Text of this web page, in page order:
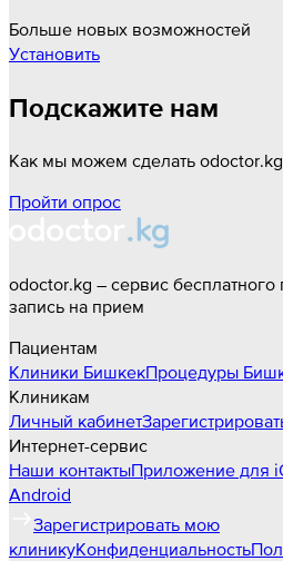
Больше новых возможностей
Установить
Подскажите нам
Как мы можем сделать
Пройти опрос
odoctor.kg – сервис бесплатного
запись на прием
Пациентам
Клиники БишкекПроцедуры
Клиникам
Личный кабинет
Интернет-сервис
Наши контактыПриложение для
Android
Зарегистрировать мою
клиникуКонфиденциальность